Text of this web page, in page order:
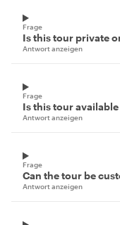
Frage
Is this tour private
Antwort anzeigen
Frage
Is this tour
Antwort anzeigen
Frage
Can the tour be
Antwort anzeigen